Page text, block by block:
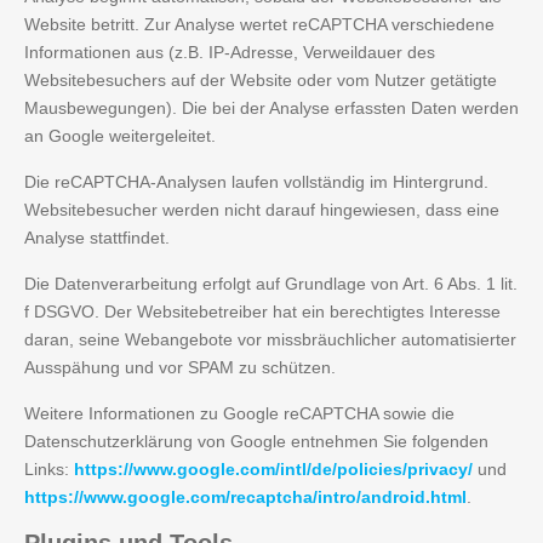
Website betritt. Zur Analyse wertet reCAPTCHA verschiedene
Informationen aus (z.B. IP-Adresse, Verweildauer des
Websitebesuchers auf der Website oder vom Nutzer getätigte
Mausbewegungen). Die bei der Analyse erfassten Daten werden
an Google weitergeleitet.
Die reCAPTCHA-Analysen laufen vollständig im Hintergrund.
Websitebesucher werden nicht darauf hingewiesen, dass eine
Analyse stattfindet.
Die Datenverarbeitung erfolgt auf Grundlage von Art. 6 Abs. 1 lit.
f DSGVO. Der Websitebetreiber hat ein berechtigtes Interesse
daran, seine Webangebote vor missbräuchlicher automatisierter
Ausspähung und vor SPAM zu schützen.
Weitere Informationen zu Google reCAPTCHA sowie die
Datenschutzerklärung von Google entnehmen Sie folgenden
Links: https://www.google.com/intl/de/policies/privacy/ und
https://www.google.com/recaptcha/intro/android.html